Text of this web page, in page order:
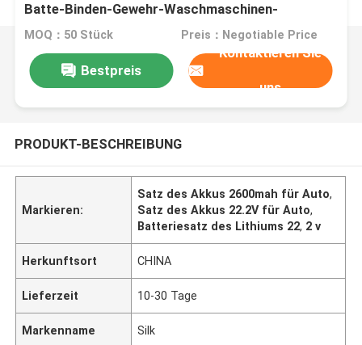
Batte-Binden-Gewehr-Waschmaschinen-
Flugzeug-Modell Nesting
MOQ：50 Stück Preis：Negotiable Price
Bestpreis
Kontaktieren Sie
uns
PRODUKT-BESCHREIBUNG
Markieren:
Satz des Akkus 2600mah für Auto,
Satz des Akkus 22.2V für Auto,
Batteriesatz des Lithiums 22, 2 v
Herkunftsort CHINA
Lieferzeit 10-30 Tage
Markenname Silk